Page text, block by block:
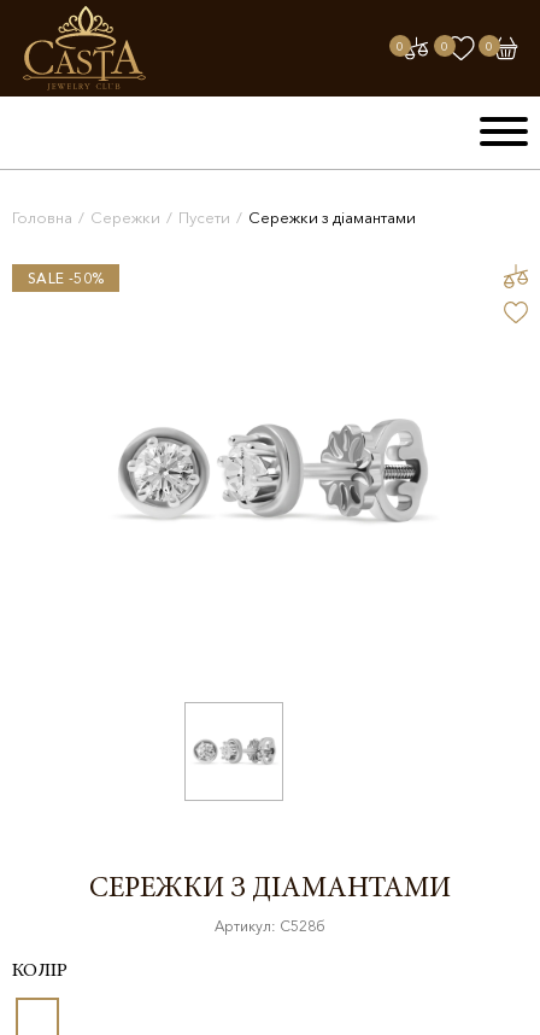
0 0 0
Головна / Сережки / Пусети / Сережки з діамантами
SALE -50%
СЕРЕЖКИ З ДІАМАНТАМИ
Артикул: С528б
КОЛІР